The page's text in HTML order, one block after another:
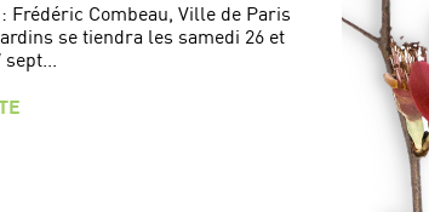
Frédéric Combeau, Ville de Paris
se tiendra les samedi 26 et